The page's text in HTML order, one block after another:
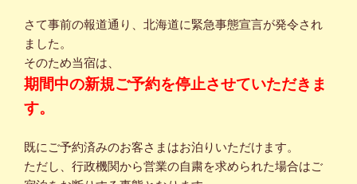
さて事前の報道通り、北海道に緊急事態宣言が発令され
ました。
そのため当宿は、
期間中の新規ご予約を停止させていただきま
す。
既にご予約済みのお客さまはお泊りいただけます。
ただし、行政機関から営業の自粛を求められた場合はご